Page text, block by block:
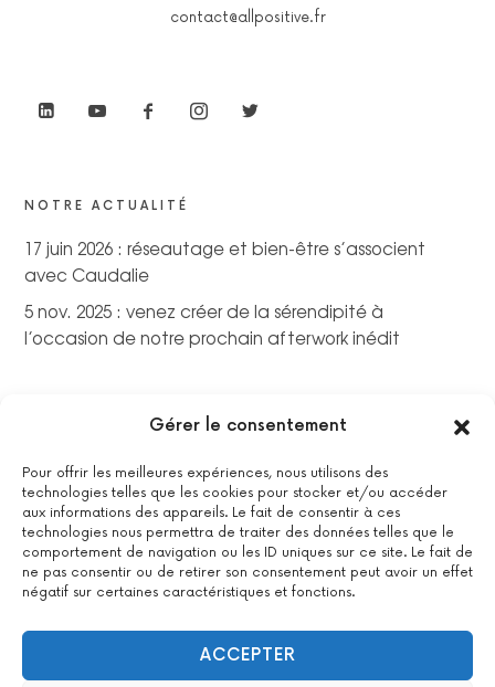
Gérer le consentement
Pour offrir les meilleures expériences, nous utilisons des
technologies telles que les cookies pour stocker et/ou accéder
aux informations des appareils. Le fait de consentir à ces
technologies nous permettra de traiter des données telles que le
comportement de navigation ou les ID uniques sur ce site. Le fait de
ne pas consentir ou de retirer son consentement peut avoir un effet
négatif sur certaines caractéristiques et fonctions.
ACCEPTER
contact@allpositive.fr
NOTRE ACTUALITÉ
17 juin 2026 : réseautage et bien-être s’associent
avec Caudalie
5 nov. 2025 : venez créer de la sérendipité à
l’occasion de notre prochain afterwork inédit
La certification qualité a été délivrée au titre de la catégorie
suivante : actions de formations.Voir le certificat